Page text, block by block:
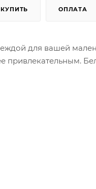
ОПЛАТА
для вашей
привлекательным.